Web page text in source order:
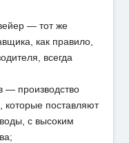
— тот же
как правило,
всегда
— производство
поставляют
с высоким